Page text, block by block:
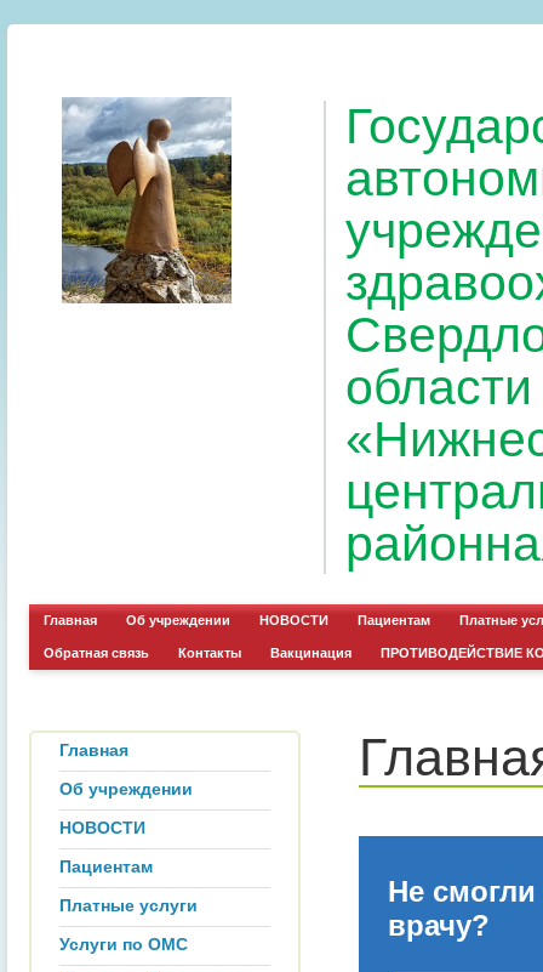
области
Главная Об учреждении НОВОСТИ Пациентам Платные
Обратная связь Контакты Вакцинация ПРОТИВОДЕЙСТВИЕ
Главная
Об учреждении
НОВОСТИ
Пациентам
Платные услуги
Услуги по ОМС
Не смогли
врачу?